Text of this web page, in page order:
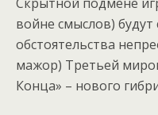
войне смыслов) будут
обстоятельства
мажор) Третьей
Конца» – нового